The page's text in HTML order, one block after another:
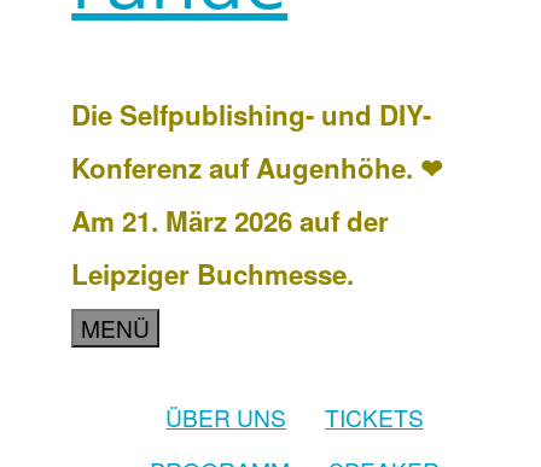
Die Selfpublishing- und DIY-
Konferenz auf Augenhöhe. ❤
Am 21. März 2026 auf der
Leipziger Buchmesse.
MENÜ
ÜBER UNS
TICKETS